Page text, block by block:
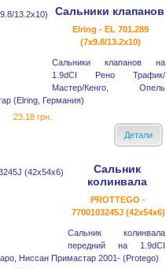
Сальники клапанов
Elring - EL 701.289
(7x9.8/13.2x10)
Сальники клапанов на
1.9dCI Рено Трафик/
Мастер/Кенго, Опель
(Elring, Германия)
23.18 грн.
Детали
Сальник
колинвала
PROTTEGO -
7700103245J (42x54x6)
Сальник колинвала
передний на 1.9dCI
Ниссан Примастар 2001- (Protego)